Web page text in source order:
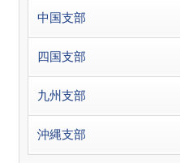
中国支部
四国支部
九州支部
沖縄支部